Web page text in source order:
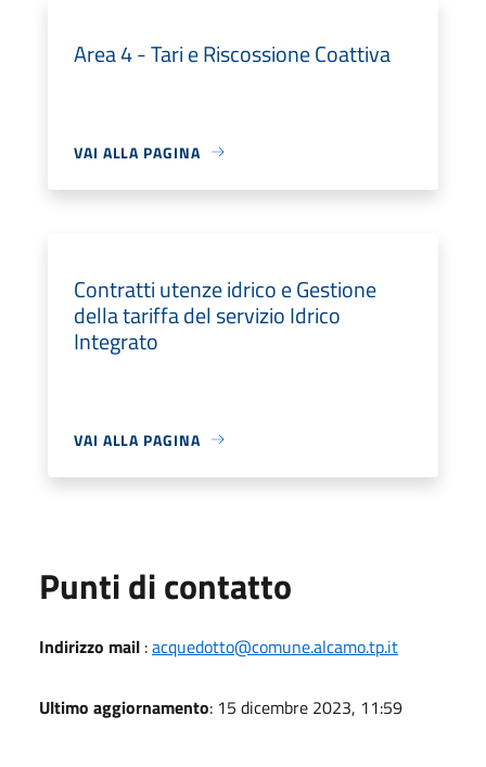
Area 4 - Tari e Riscossione Coattiva
VAI ALLA PAGINA
Contratti utenze idrico e Gestione
della tariffa del servizio Idrico
Integrato
VAI ALLA PAGINA
Punti di contatto
Indirizzo mail :acquedotto@comune.alcamo.tp.it
Ultimo aggiornamento: 15 dicembre 2023, 11:59